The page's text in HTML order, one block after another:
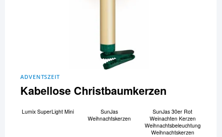
ADVENTSZEIT
Kabellose Christbaumkerzen
Lumix SuperLight Mini
SunJas
Weihnachtskerzen
SunJas 30er Rot
Weinachten Kerzen
Weihnachtsbeleuchtung
Weihnachtskerzen